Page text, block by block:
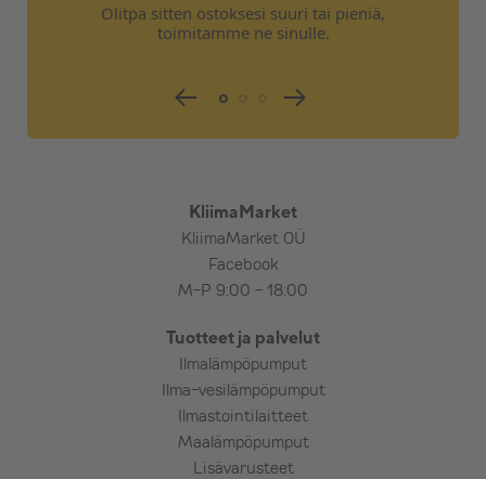
Olitpa sitten ostoksesi suuri tai pieniä,
toimitamme ne sinulle.
KliimaMarket
KliimaMarket OÜ
Facebook
M-P 9:00 - 18:00
Tuotteet ja palvelut
Ilmalämpöpumput
Ilma-vesilämpöpumput
Ilmastointilaitteet
Maalämpöpumput
Lisävarusteet